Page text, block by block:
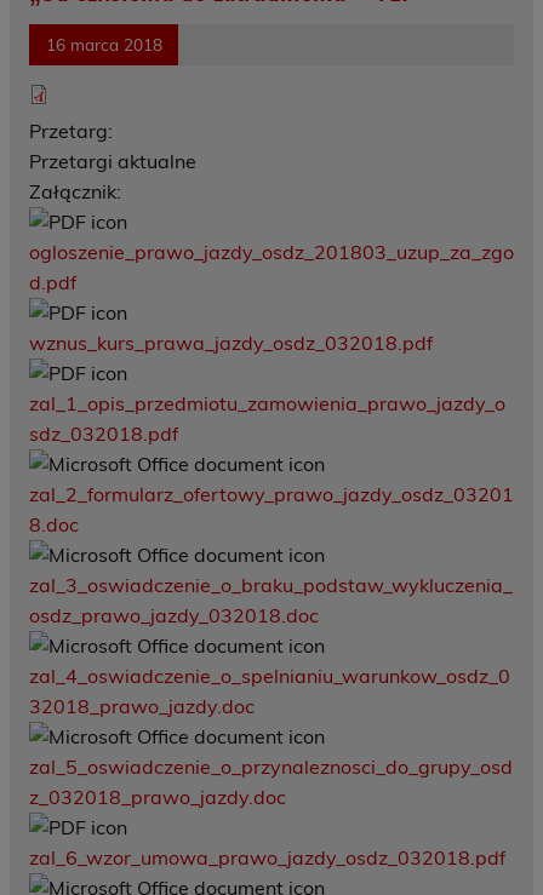
16 marca 2018
Przetarg:
Przetargi aktualne
Załącznik:
ogloszenie_prawo_jazdy_osdz_201803_uzup_za_zgo
d.pdf
wznus_kurs_prawa_jazdy_osdz_032018.pdf
zal_1_opis_przedmiotu_zamowienia_prawo_jazdy_o
sdz_032018.pdf
zal_2_formularz_ofertowy_prawo_jazdy_osdz_03201
8.doc
zal_3_oswiadczenie_o_braku_podstaw_wykluczenia_
osdz_prawo_jazdy_032018.doc
zal_4_oswiadczenie_o_spelnianiu_warunkow_osdz_0
32018_prawo_jazdy.doc
zal_5_oswiadczenie_o_przynaleznosci_do_grupy_osd
z_032018_prawo_jazdy.doc
zal_6_wzor_umowa_prawo_jazdy_osdz_032018.pdf